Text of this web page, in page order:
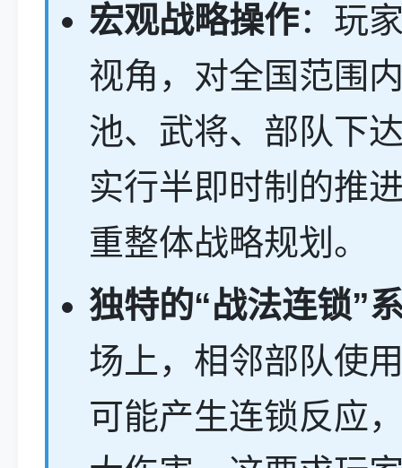
宏观战略操作：玩
视角，对全国范围
池、武将、部队下
实行半即时制的推
重整体战略规划。
独特的“战法连锁”
场上，相邻部队使
可能产生连锁反应